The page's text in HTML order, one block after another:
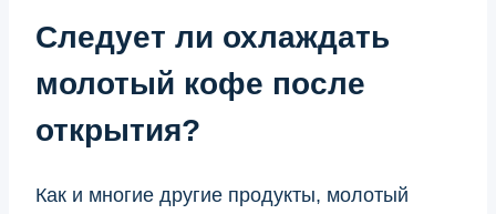
Следует ли охлаждать
молотый кофе после
открытия?
Как и многие другие продукты, молотый